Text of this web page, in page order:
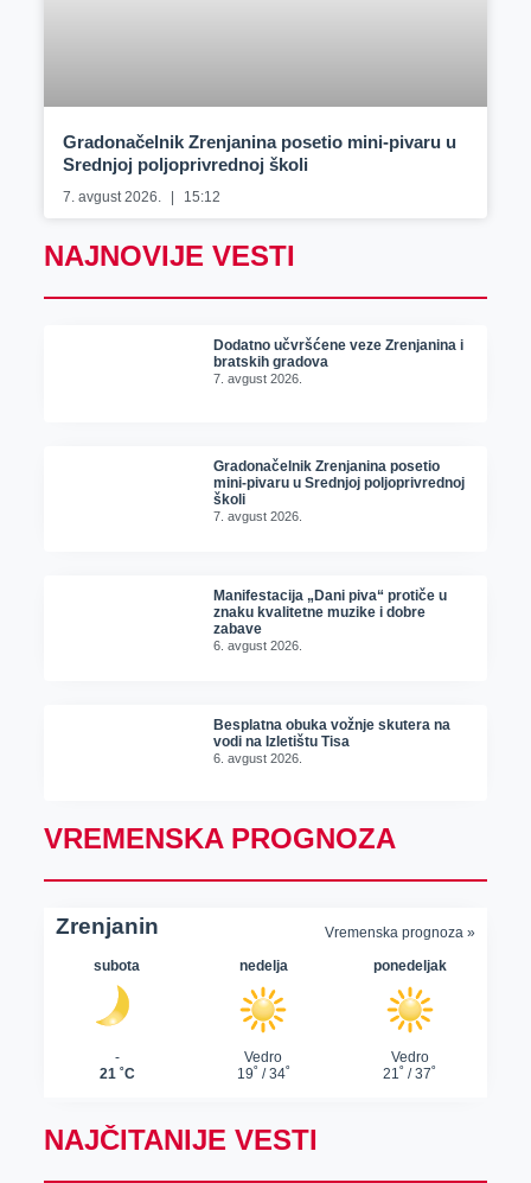
Gradonačelnik Zrenjanina posetio mini-pivaru u
Srednjoj poljoprivrednoj školi
7. avgust 2026. 15:12
NAJNOVIJE VESTI
Dodatno učvršćene veze Zrenjanina i
bratskih gradova
7. avgust 2026.
Gradonačelnik Zrenjanina posetio
mini-pivaru u Srednjoj poljoprivrednoj
školi
7. avgust 2026.
Manifestacija „Dani piva“ protiče u
znaku kvalitetne muzike i dobre
zabave
6. avgust 2026.
Besplatna obuka vožnje skutera na
vodi na Izletištu Tisa
6. avgust 2026.
VREMENSKA PROGNOZA
NAJČITANIJE VESTI